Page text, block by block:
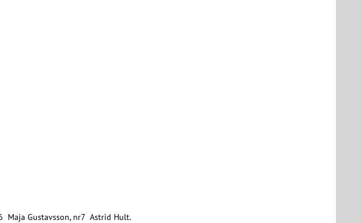
Maja Gustavsson, nr7 Astrid Hult.